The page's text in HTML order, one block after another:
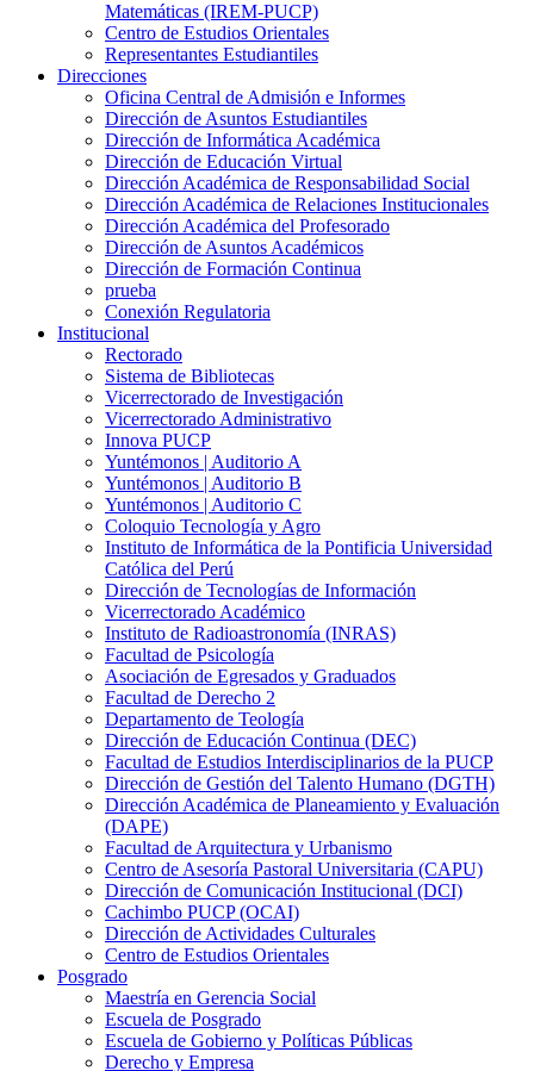
Matemáticas (IREM-PUCP)
Centro de Estudios Orientales
Representantes Estudiantiles
Direcciones
Oficina Central de Admisión e Informes
Dirección de Asuntos Estudiantiles
Dirección de Informática Académica
Dirección de Educación Virtual
Dirección Académica de Responsabilidad Social
Dirección Académica de Relaciones Institucionales
Dirección Académica del Profesorado
Dirección de Asuntos Académicos
Dirección de Formación Continua
prueba
Conexión Regulatoria
Institucional
Rectorado
Sistema de Bibliotecas
Vicerrectorado de Investigación
Vicerrectorado Administrativo
Innova PUCP
Yuntémonos | Auditorio A
Yuntémonos | Auditorio B
Yuntémonos | Auditorio C
Coloquio Tecnología y Agro
Instituto de Informática de la Pontificia Universidad
Católica del Perú
Dirección de Tecnologías de Información
Vicerrectorado Académico
Instituto de Radioastronomía (INRAS)
Facultad de Psicología
Asociación de Egresados y Graduados
Facultad de Derecho 2
Departamento de Teología
Dirección de Educación Continua (DEC)
Facultad de Estudios Interdisciplinarios de la PUCP
Dirección de Gestión del Talento Humano (DGTH)
Dirección Académica de Planeamiento y Evaluación
(DAPE)
Facultad de Arquitectura y Urbanismo
Centro de Asesoría Pastoral Universitaria (CAPU)
Dirección de Comunicación Institucional (DCI)
Cachimbo PUCP (OCAI)
Dirección de Actividades Culturales
Centro de Estudios Orientales
Posgrado
Maestría en Gerencia Social
Escuela de Posgrado
Escuela de Gobierno y Políticas Públicas
Derecho y Empresa